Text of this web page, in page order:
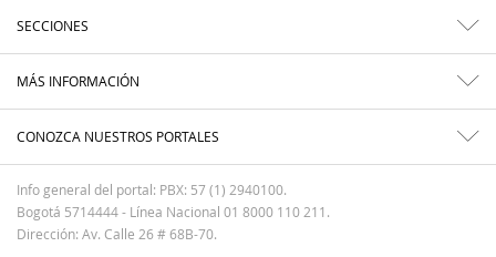
SECCIONES
MÁS INFORMACIÓN
CONOZCA NUESTROS PORTALES
Info general del portal: PBX: 57 (1) 2940100.
Bogotá 5714444 - Línea Nacional 01 8000 110 211.
Dirección: Av. Calle 26 # 68B-70.